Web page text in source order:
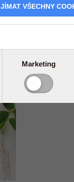
VŠECHNY
Marketing